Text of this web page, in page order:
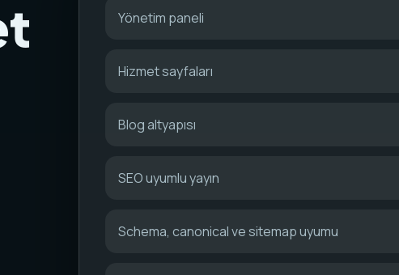
Yönetim paneli
Hizmet sayfaları
Blog altyapısı
SEO uyumlu yayın
Schema, canonical ve sitemap uyumu